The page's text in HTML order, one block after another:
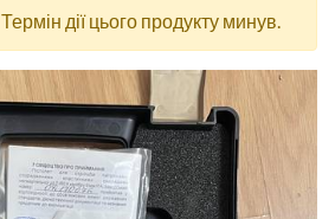
Термін дії цього продукту минув.